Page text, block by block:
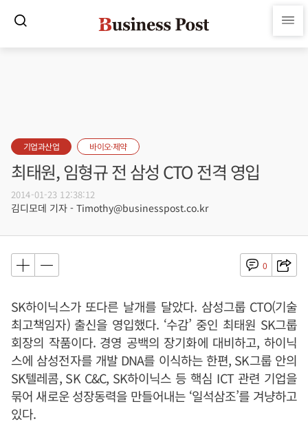
기업과산업 바이오·제약
최태원, 임형규 전 삼성 CTO 전격 영입
2014-01-23 12:38:12
김디모데 기자 - Timothy@businesspost.co.kr
0
SK하이닉스가 또다른 날개를 달았다. 삼성그룹 CTO(기술
최고책임자) 출신을 영입했다. ‘수감’ 중인 최태원 SK그룹
회장의 작품이다. 경영 공백의 장기화에 대비하고, 하이닉
스에 삼성전자를 개발 DNA를 이식하는 한편, SK그룹 안의
SK텔레콤, SK C&C, SK하이닉스 등 핵심 ICT 관련 기업을
묶어 새로운 성장동력을 만들어내는 ‘일석삼조’를 겨냥하고
있다.